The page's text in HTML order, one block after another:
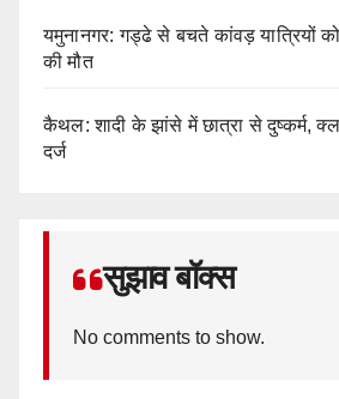
यमुनानगर: गड्ढे से बचते कांवड़ यात्रियों
की मौत
कैथल: शादी के झांसे में छात्रा से दुष्कर्म,
दर्ज
सुझाव बॉक्स
No comments to show.